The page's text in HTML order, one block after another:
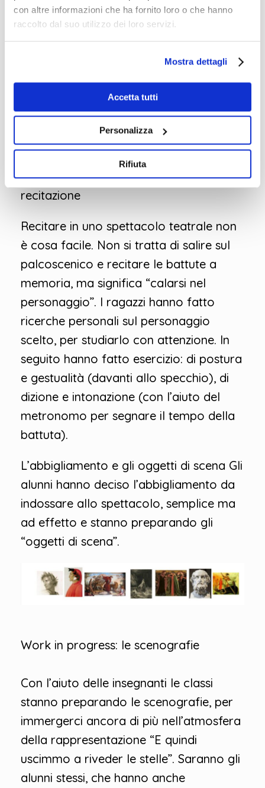
con altre informazioni che ha fornito loro o che hanno
raccolto dal suo utilizzo dei loro servizi.
Mostra dettagli
Accetta tutti
Personalizza
Rifiuta
Gli alunni hanno selezionato alcuni
personaggi dell’Inferno dantesco e
hanno scelto quale interpretare.
Ricerca sui personaggi scelti e prove di
recitazione
Recitare in uno spettacolo teatrale non
è cosa facile. Non si tratta di salire sul
palcoscenico e recitare le battute a
memoria, ma significa “calarsi nel
personaggio”. I ragazzi hanno fatto
ricerche personali sul personaggio
scelto, per studiarlo con attenzione. In
seguito hanno fatto esercizio: di postura
e gestualità (davanti allo specchio), di
dizione e intonazione (con l’aiuto del
metronomo per segnare il tempo della
battuta).
L’abbigliamento e gli oggetti di scena Gli
alunni hanno deciso l’abbigliamento da
indossare allo spettacolo, semplice ma
ad effetto e stanno preparando gli
“oggetti di scena”.
Work in progress: le scenografie
Con l’aiuto delle insegnanti le classi
stanno preparando le scenografie, per
immergerci ancora di più nell’atmosfera
della rappresentazione “E quindi
uscimmo a riveder le stelle”. Saranno gli
alunni stessi, che hanno anche